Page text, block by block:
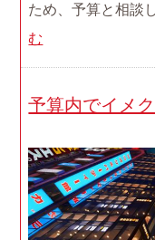
ため、予算と相談
む
予算内でイメ